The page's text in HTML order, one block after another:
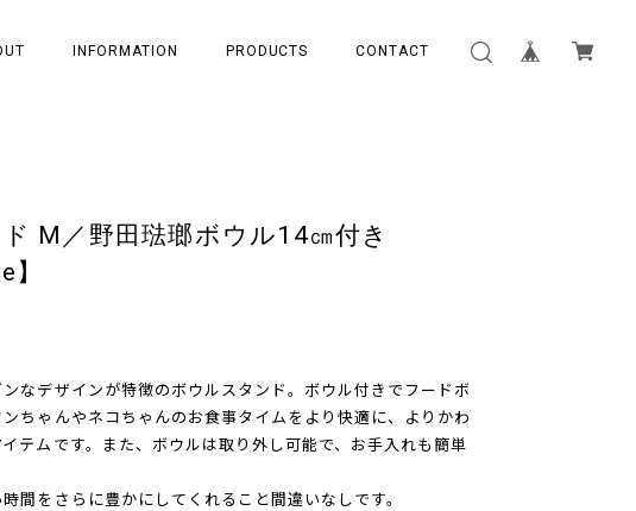
INFORMATION PRODUCTS CONTACT
M／野田琺瑯ボウル14㎝付き
】
なデザインが特徴のボウルスタンド。ボウル付きでフードボ
ちゃんやネコちゃんのお食事タイムをより快適に、よりかわ
テムです。また、ボウルは取り外し可能で、お手入れも簡単
間をさらに豊かにしてくれること間違いなしです。